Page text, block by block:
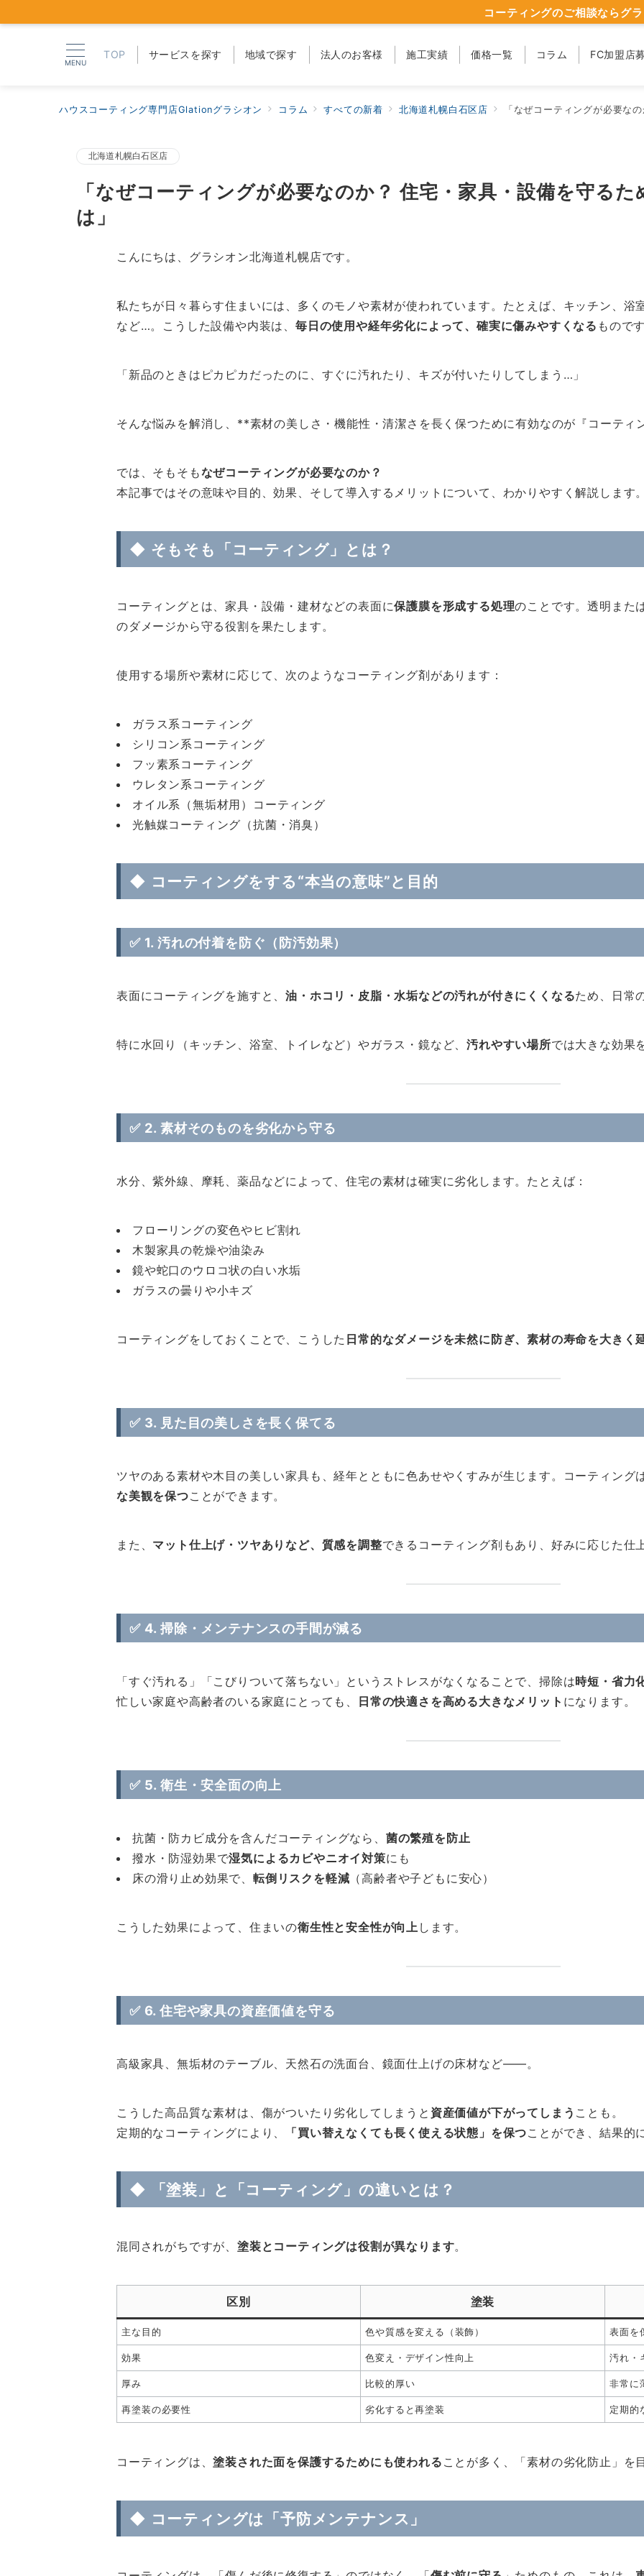
MENU
TOP サービスを探す 地域で探す 法人のお客様 施工実績 価格一覧 コラム FC加盟店
コーティングのご相談ならグ
ハウスコーティング専門店Glationグラシオン コラム すべての新着 北海道札幌白石区店 「なぜコーティングが必要な
北海道札幌白石区店
「なぜコーティングが必要なのか？ 住宅・家具・設備を守る
は」
こんにちは、グラシオン北海道札幌店です。
私たちが日々暮らす住まいには、多くのモノや素材が使われています。たとえば、キッチン、浴
など…。こうした設備や内装は、 毎日の使用や経年劣化によって、確実に傷みやすくなる もので
「新品のときはピカピカだったのに、すぐに汚れたり、キズが付いたりしてしまう…」
そんな悩みを解消し、**素材の美しさ・機能性・清潔さを長く保つために有効なのが『コーティ
では、そもそもなぜコーティングが必要なのか？
本記事ではその意味や目的、効果、そして導入するメリットについて、わかりやすく解説します
◆ そもそも「コーティング」とは？
コーティングとは、家具・設備・建材などの表面に保護膜を形成する処理のことです。透明また
のダメージから守る役割を果たします。
使用する場所や素材に応じて、次のようなコーティング剤があります：
ガラス系コーティング
シリコン系コーティング
フッ素系コーティング
ウレタン系コーティング
オイル系（無垢材用）コーティング
光触媒コーティング（抗菌・消臭）
◆ コーティングをする“本当の意味”と目的
✅ 1. 汚れの付着を防ぐ（防汚効果）
表面にコーティングを施すと、油・ホコリ・皮脂・水垢などの汚れが付きにくくなるため、日常
特に水回り（キッチン、浴室、トイレなど）やガラス・鏡など、汚れやすい場所では大きな効果
✅ 2. 素材そのものを劣化から守る
水分、紫外線、摩耗、薬品などによって、住宅の素材は確実に劣化します。たとえば：
フローリングの変色やヒビ割れ
木製家具の乾燥や油染み
鏡や蛇口のウロコ状の白い水垢
ガラスの曇りや小キズ
コーティングをしておくことで、こうした 日常的なダメージを未然に防ぎ、素材の寿命を大きく
✅ 3. 見た目の美しさを長く保てる
ツヤのある素材や木目の美しい家具も、経年とともに色あせやくすみが生じます。コーティング
な美観を保つことができます。
また、 マット仕上げ・ツヤありなど、質感を調整できるコーティング剤もあり、好みに応じた仕
✅ 4. 掃除・メンテナンスの手間が減る
「すぐ汚れる」「こびりついて落ちない」というストレスがなくなることで、掃除は時短・省力
忙しい家庭や高齢者のいる家庭にとっても、
日常の快適さを高める大きなメリット になります。
✅ 5. 衛生・安全面の向上
抗菌・防カビ成分を含んだコーティングなら、 菌の繁殖を防止
撥水・防湿効果で湿気によるカビやニオイ対策にも
床の滑り止め効果で、 転倒リスクを軽減 （高齢者や子どもに安心）
こうした効果によって、住まいの衛生性と安全性が向上 します。
✅ 6. 住宅や家具の資産価値を守る
高級家具、無垢材のテーブル、天然石の洗面台、鏡面仕上げの床材など――。
こうした高品質な素材は、傷がついたり劣化してしまうと 資産価値が下がってしまう ことも。
定期的なコーティングにより、
「買い替えなくても長く使える状態」を保つことができ、結果的
◆ 「塗装」と「コーティング」の違いとは？
混同されがちですが、 塗装とコーティングは役割が異なります。
区別 塗装
主な目的 色や質感を変える（装飾） 表面を
効果 色変え・デザイン性向上 汚れ・
厚み 比較的厚い 非常に
再塗装の必要性 劣化すると再塗装 定期的
コーティングは、塗装された面を保護するためにも使われる ことが多く、「素材の劣化防止」を
◆ コーティングは「予防メンテナンス」